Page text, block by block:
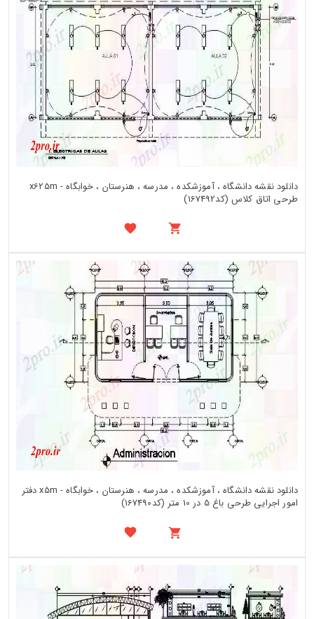
دانلود نقشه دانشگاه ، آموزشکده ، مدرسه ، هنرستان ، خوابگاه - x625m
طرحی اتاق کلاس (کد167492)
دانلود نقشه دانشگاه ، آموزشکده ، مدرسه ، هنرستان ، خوابگاه - x5m دفتر
امور اجرایی طرحی باغ 5 در 10 متر (کد167490)